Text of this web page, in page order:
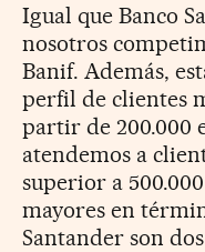
Igual que Banco
nosotros
Banif. Además,
perfil de clientes
partir de 200.000
atendemos a
superior a
mayores en
Santander son